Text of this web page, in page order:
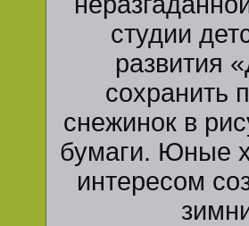
студии
развития
сохранить
снежинок в
бумаги. Юные
интересом